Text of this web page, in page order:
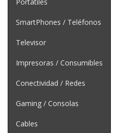
SmartPhones / Teléfonos
Televisor
Impresoras / Consumibles
Conectividad / Redes
Gaming / Consolas
Cables